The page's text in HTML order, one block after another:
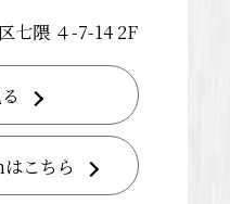
七隈 ４-7-14 2F
こちら